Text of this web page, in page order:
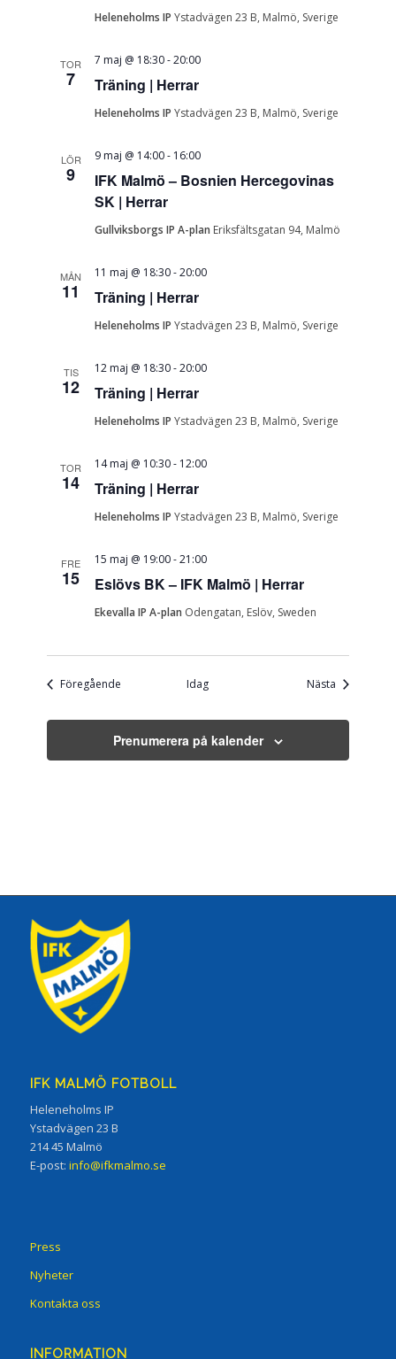
Heleneholms IPYstadvägen 23 B, Malmö, Sverige
TOR
7 Träning | Herrar
7 maj @ 18:30-20:00
Heleneholms IPYstadvägen 23 B, Malmö, Sverige
LÖR
9
IFK Malmö – Bosnien Hercegovinas
SK | Herrar
9 maj @ 14:00- 16:00
Gullviksborgs IP A-plan Eriksfältsgatan 94, Malmö
MÅN
11 Träning | Herrar
11 maj @ 18:30-20:00
Heleneholms IPYstadvägen 23 B, Malmö, Sverige
TIS
12 Träning | Herrar
12 maj @ 18:30-20:00
Heleneholms IPYstadvägen 23 B, Malmö, Sverige
TOR
14 Träning | Herrar
14 maj @ 10:30- 12:00
Heleneholms IPYstadvägen 23 B, Malmö, Sverige
FRE
15 Eslövs BK – IFK Malmö | Herrar
15 maj @ 19:00-21:00
Ekevalla IP A-plan Odengatan, Eslöv, Sweden
Föregående Idag NästaEvenemang
Prenumerera på kalender
IFK MALMÖ FOTBOLL
Heleneholms IP
Ystadvägen 23 B
214 45 Malmö
E-post: info@ifkmalmo.se
Press
Nyheter
Kontakta oss
INFORMATION